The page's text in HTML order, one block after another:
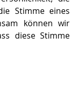
Stimme eines
können wir
diese Stimme